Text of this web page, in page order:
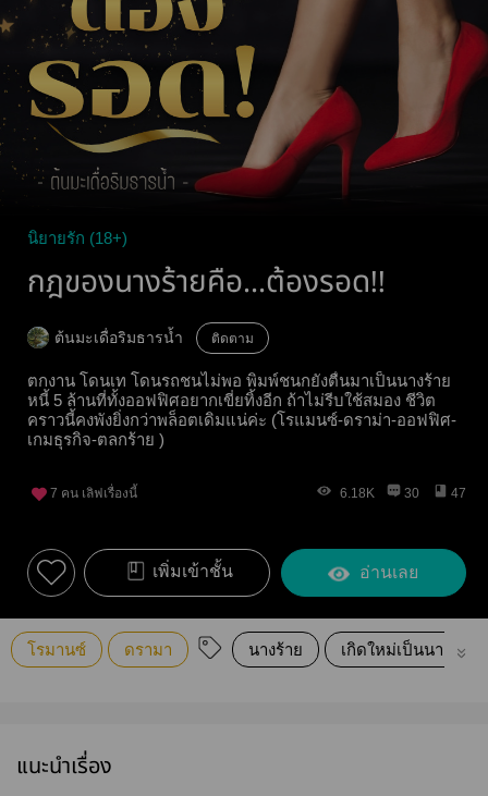
นิยายรัก (18+)
กฎของนางร้ายคือ...ต้องรอด!!
ต้นมะเดื่อริมธารน้ำ ติดตาม
ตกงาน โดนเท โดนรถชนไม่พอ พิมพ์ชนกยังตื่นมาเป็นนางร้าย
หนี้ 5 ล้านที่ทั้งออฟฟิศอยากเขี่ยทิ้งอีก ถ้าไม่รีบใช้สมอง ชีวิต
คราวนี้คงพังยิ่งกว่าพล็อตเดิมแน่ค่ะ (โรแมนซ์-ดราม่า-ออฟฟิศ-
เกมธุรกิจ-ตลกร้าย )
7 คน เลิฟเรื่องนี้ 6.18K 30 47
เพิ่มเข้าชั้น อ่านเลย
โรมานซ์ ดรามา นางร้าย เกิดใหม่เป็นนางร้าย
แนะนำเรื่อง